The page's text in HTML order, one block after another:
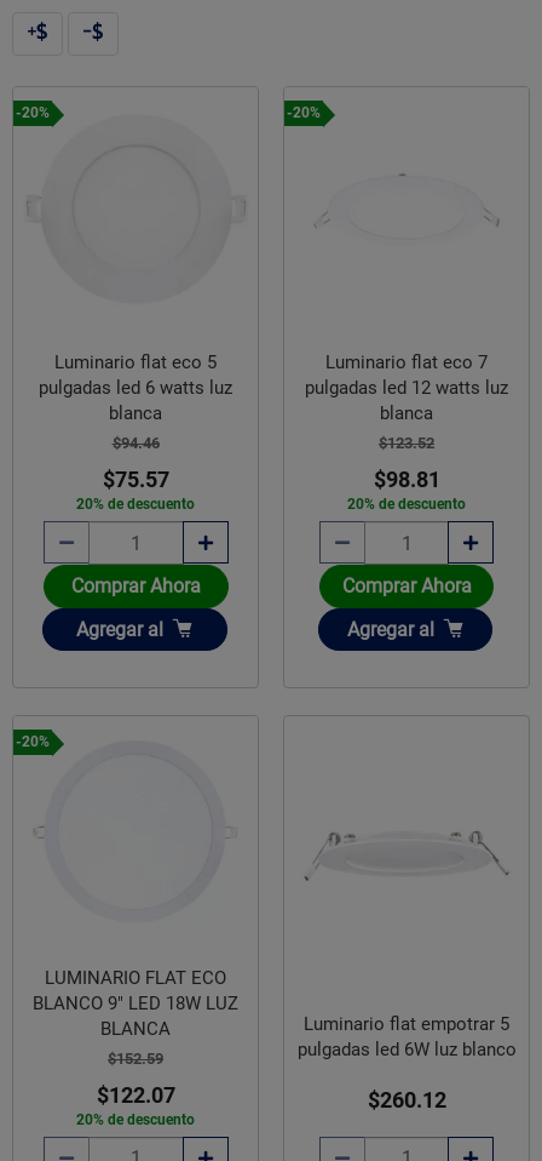
-20%
Luminario flat eco 5
pulgadas led 6 watts luz
blanca
$94.46
$75.57
20% de descuento
Comprar Ahora
Añadir
Agregar al
-20%
Luminario flat eco 7
pulgadas led 12 watts luz
blanca
$123.52
$98.81
20% de descuento
Comprar Ahora
Añadir
Agregar al
-20%
LUMINARIO FLAT ECO
BLANCO 9" LED 18W LUZ
BLANCA
$152.59
$122.07
20% de descuento
Luminario flat empotrar 5
pulgadas led 6W luz blanco
$260.12